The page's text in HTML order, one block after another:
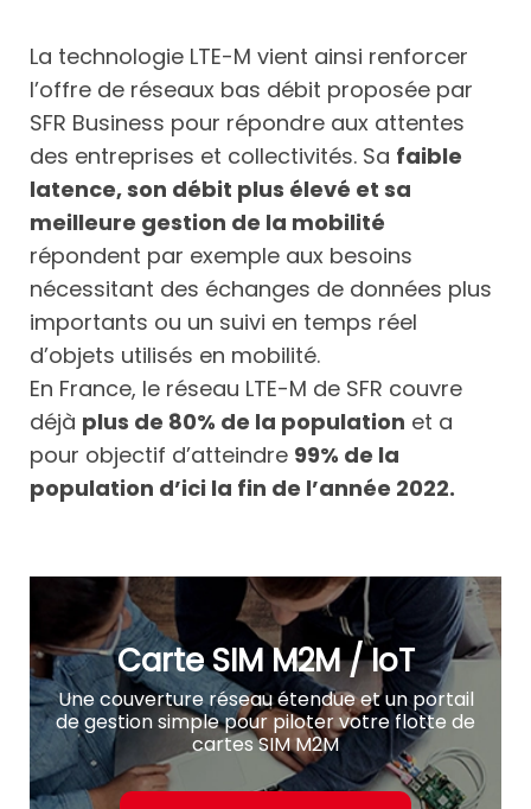
La technologie LTE-M vient ainsi renforcer
l’offre de réseaux bas débit proposée par
SFR Business pour répondre aux attentes
des entreprises et collectivités. Sa faible
latence, son débit plus élevé et sa
meilleure gestion de la mobilité
répondent par exemple aux besoins
nécessitant des échanges de données plus
importants ou un suivi en temps réel
d’objets utilisés en mobilité.
En France, le réseau LTE-M de SFR couvre
déjà plus de 80% de la population et a
pour objectif d’atteindre 99% de la
population d’ici la fin de l’année 2022.
Carte SIM M2M / IoT
Une couverture réseau étendue et un portail
de gestion simple pour piloter votre flotte de
cartes SIM M2M